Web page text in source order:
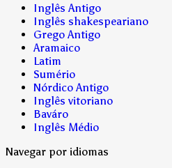
Inglês Antigo
Inglês shakespeariano
Grego Antigo
Aramaico
Latim
Sumério
Nórdico Antigo
Inglês vitoriano
Baváro
Inglês Médio
Navegar por idiomas